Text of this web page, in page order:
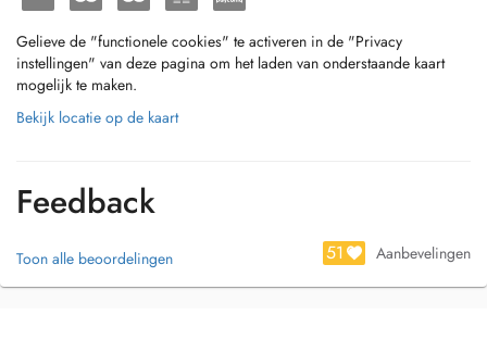
Gelieve de "functionele cookies" te activeren in de "Privacy
instellingen" van deze pagina om het laden van onderstaande kaart
mogelijk te maken.
Bekijk locatie op de kaart
Feedback
Toon alle beoordelingen 51 Aanbevelingen